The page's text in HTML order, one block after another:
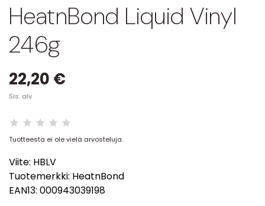
HeatnBond Liquid Vinyl
246g
22,20 €
Sis. alv
Tuotteesta ei ole vielä arvosteluja.
Viite: HBLV
Tuotemerkki: HeatnBond
EAN13: 000943039198